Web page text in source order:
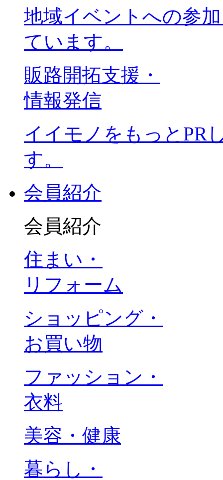
地域イベントへの参
ています。
販路開拓支援・
情報発信
イイモノをもっとPR
す。
会員紹介
会員紹介
住まい・
リフォーム
ショッピング・
お買い物
ファッション・
衣料
美容・健康
暮らし・